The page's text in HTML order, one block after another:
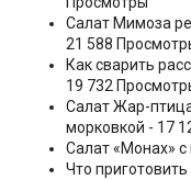
Салат Мимоза
21 588
Как сварить
19 732
Салат Жар-
морковкой - 17
Салат «Монах» с
Что